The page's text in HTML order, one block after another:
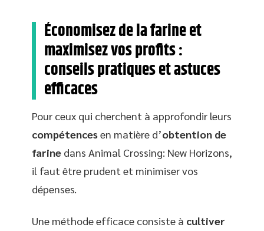
Économisez de la farine et
maximisez vos profits :
conseils pratiques et astuces
efficaces
Pour ceux qui cherchent à approfondir leurs
compétencesen matière d’obtention de
farine dans Animal Crossing: New Horizons,
il faut être prudent et minimiser vos
dépenses.
Une méthode efficace consiste à cultiver